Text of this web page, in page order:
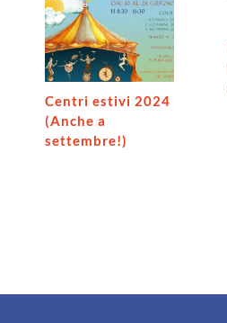
Centri estivi 2024
(Anche a
settembre!)